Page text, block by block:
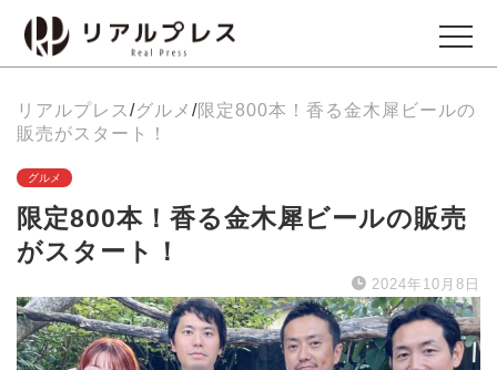
ビジネス
エンタメ
イベント
Events
リアルプレス /グルメ /限定800本！香る金木犀ビールの
販売がスタート！
グルメ
限定800本！香る金木犀ビールの販売
がスタート！
2024年10月8日